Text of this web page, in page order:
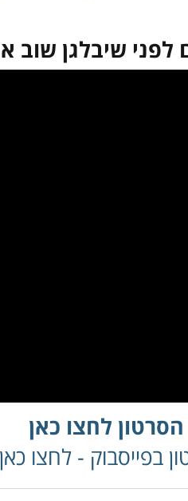
לפני שיבלגן שוב
לחצו כאן
בפייסבוק - לחצו כאן